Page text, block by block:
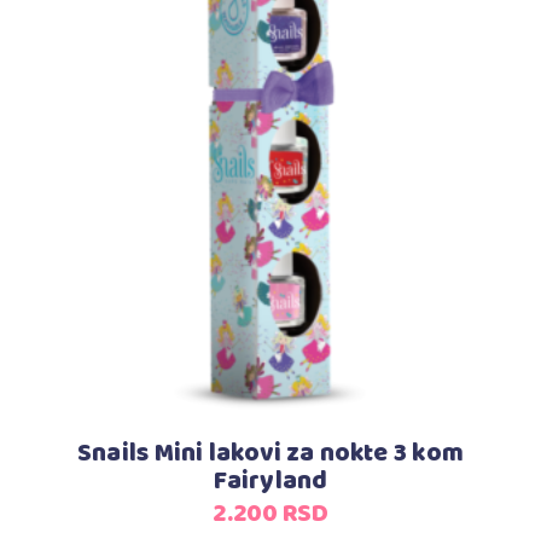
Dodaj u korpu
Snails Mini lakovi za nokte 3 kom
Fairyland
2.200RSD